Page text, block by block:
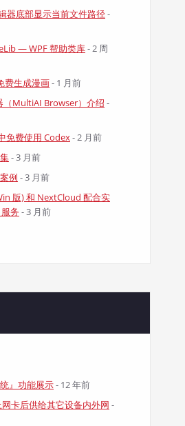
器底部显示当前文件路径-
— WPF 帮助类库- 2 周
费生成漫画- 1 月前
（MultiAI Browser）介绍 -
免费使用 Codex- 2 月前
- 3 月前
例 - 3 月前
版) 和 NextCloud 配合实
务 - 3 月前
』功能展示- 12 年前
卡后供给其它设备内外网 -